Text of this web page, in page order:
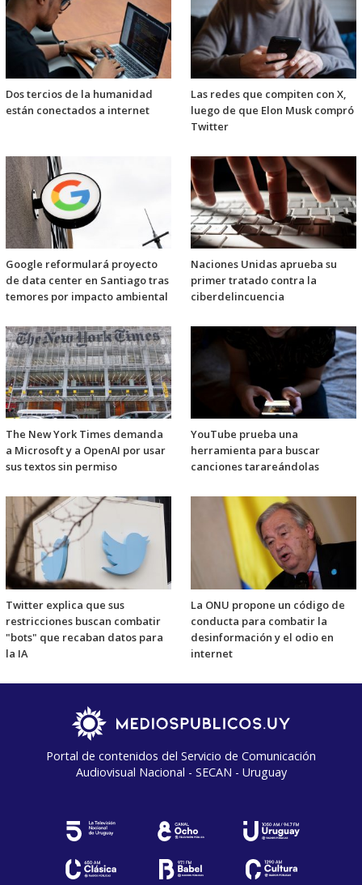
Dos tercios de la humanidad
están conectados a internet
Las redes que compiten con X,
luego de que Elon Musk compró
Twitter
Google reformulará proyecto
de data center en Santiago tras
temores por impacto ambiental
Naciones Unidas aprueba su
primer tratado contra la
ciberdelincuencia
The New York Times demanda
a Microsoft y a OpenAI por usar
sus textos sin permiso
YouTube prueba una
herramienta para buscar
canciones tarareándolas
Twitter explica que sus
restricciones buscan combatir
"bots" que recaban datos para
la IA
La ONU propone un código de
conducta para combatir la
desinformación y el odio en
internet
Portal de contenidos del Servicio de Comunicación
Audiovisual Nacional - SECAN - Uruguay